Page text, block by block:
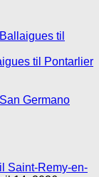
til
til Pontarlier
Germano
Saint-Remy-en-